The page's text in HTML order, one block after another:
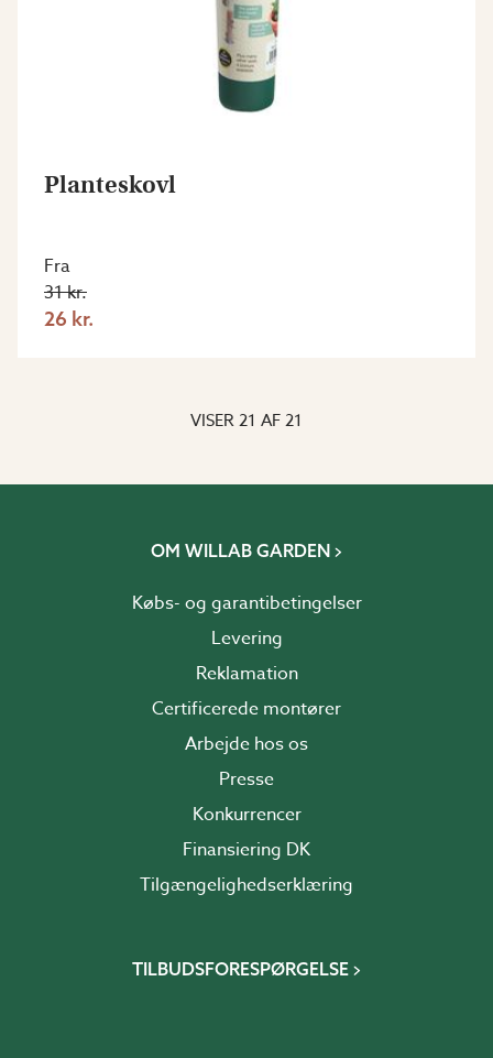
Planteskovl
Fra
31 kr.
26 kr.
VISER21 AF21
OM WILLAB GARDEN
Købs- og garantibetingelser
Levering
Reklamation
Certificerede montører
Arbejde hos os
Presse
Konkurrencer
Finansiering DK
Tilgængelighedserklæring
TILBUDSFORESPØRGELSE